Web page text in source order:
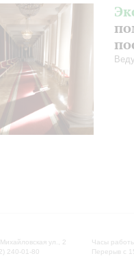
ул., 2
240-01-80
Часы
Перерыв с